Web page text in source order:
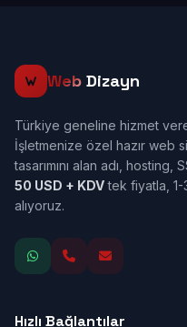
Web Dizayn
Türkiye geneline hizmet
İşletmenize özel hazır web
tasarımını alan adı, hosting,
50 USD + KDVtek fiyatla, 1-
alıyoruz.
Hızlı Bağlantılar